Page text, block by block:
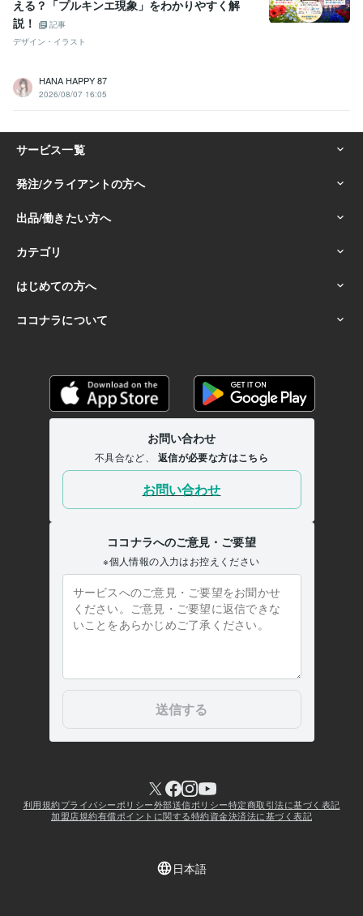
える？「プルキンエ現象」をわかりやすく解
説！
記事
デザイン・イラスト
HANA HAPPY 87
2026/08/07 16:05